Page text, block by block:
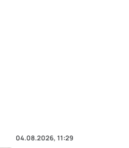
04.08.2026, 11:29